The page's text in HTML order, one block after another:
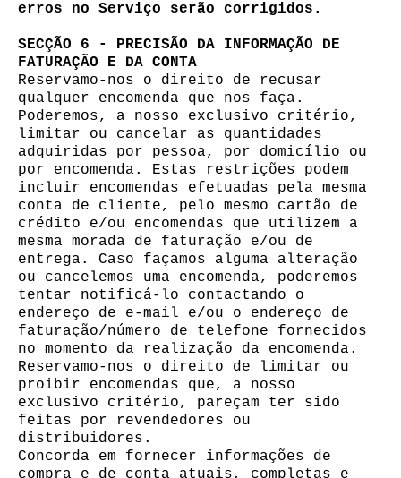
erros no Serviço serão corrigidos.
SECÇÃO 6 - PRECISÃO DA INFORMAÇÃO DE
FATURAÇÃO E DA CONTA
Reservamo-nos o direito de recusar
qualquer encomenda que nos faça.
Poderemos, a nosso exclusivo critério,
limitar ou cancelar as quantidades
adquiridas por pessoa, por domicílio ou
por encomenda. Estas restrições podem
incluir encomendas efetuadas pela mesma
conta de cliente, pelo mesmo cartão de
crédito e/ou encomendas que utilizem a
mesma morada de faturação e/ou de
entrega. Caso façamos alguma alteração
ou cancelemos uma encomenda, poderemos
tentar notificá-lo contactando o
endereço de e-mail e/ou o endereço de
faturação/número de telefone fornecidos
no momento da realização da encomenda.
Reservamo-nos o direito de limitar ou
proibir encomendas que, a nosso
exclusivo critério, pareçam ter sido
feitas por revendedores ou
distribuidores.
Concorda em fornecer informações de
compra e de conta atuais, completas e